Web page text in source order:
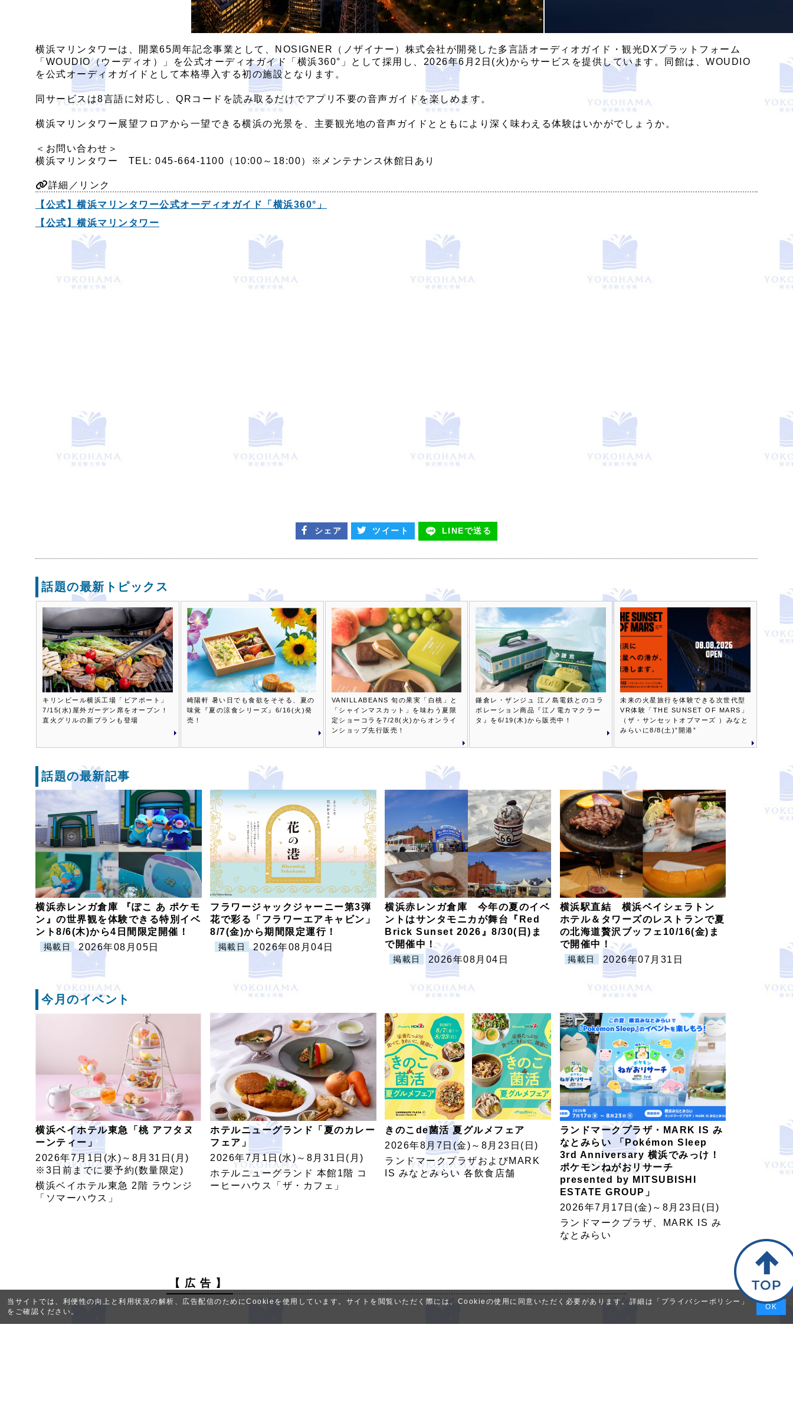
当サイトでは、利便性の向上と利用状況の解析、広告配信のためにCookieを使用しています。サイトを閲覧いただく際には、Cookieの使用に同意いただく必要があります。詳細は「 プライバシーポリシー 」
をご確認ください。
OK
横浜マリンタワーは、開業65周年記念事業として、NOSIGNER（ノザイナー）株式会社が開発した多言語オーディオガイド・観光DXプラットフォーム
「WOUDIO（ウーディオ）」を公式オーディオガイド「横浜360°」として採用し、2026年6月2日(火)からサービスを提供しています。同館は、WOUDIO
を公式オーディオガイドとして本格導入する初の施設となります。
同サービスは8言語に対応し、QRコードを読み取るだけでアプリ不要の音声ガイドを楽しめます。
横浜マリンタワー展望フロアから一望できる横浜の光景を、主要観光地の音声ガイドとともにより深く味わえる体験はいかがでしょうか。
＜お問い合わせ＞
横浜マリンタワー TEL: 045-664-1100（10:00～18:00）※メンテナンス休館日あり
詳細／リンク
【公式】横浜マリンタワー公式オーディオガイド「横浜360°」
【公式】横浜マリンタワー
シェア ツイート LINEで送る
話題の最新トピックス
キリンビール横浜工場「ビアポート」
7/15(水)屋外ガーデン席をオープン！
直火グリルの新プランも登場
崎陽軒 暑い日でも食欲をそそる、夏の
味覚『夏の涼食シリーズ』6/16(火)発
売！
VANILLABEANS 旬の果実「白桃」と
「シャインマスカット」を味わう夏限
定ショーコラを7/28(火)からオンライ
ンショップ先行販売！
鎌倉レ・ザンジュ 江ノ島電鉄とのコラ
ボレーション商品『江ノ電カマクラー
タ』を6/19(木)から販売中！
未来の火星旅行を体験できる次世代型
VR体験「THE SUNSET OF MARS」
（ザ・サンセットオブマーズ ）みなと
みらいに8/8(土)”開港”
話題の最新記事
横浜赤レンガ倉庫 『ぽこ あ ポケモ
ン』の世界観を体験できる特別イベ
ント8/6(木)から4日間限定開催！
掲載日 2026年08月05日
フラワージャックジャーニー第3弾
花で彩る「フラワーエアキャビン」
8/7(金)から期間限定運行！
掲載日 2026年08月04日
横浜赤レンガ倉庫 今年の夏のイベ
ントはサンタモニカが舞台『Red
Brick Sunset 2026』8/30(日)ま
で開催中！
掲載日 2026年08月04日
横浜駅直結 横浜ベイシェラトン
ホテル＆タワーズのレストランで夏
の北海道贅沢ブッフェ10/16(金)ま
で開催中！
掲載日 2026年07月31日
今月のイベント
横浜ベイホテル東急「桃 アフタヌ
ーンティー」
2026年7月1日(水)～8月31日(月)
※3日前までに要予約(数量限定)
横浜ベイホテル東急 2階 ラウンジ
「ソマーハウス」
ホテルニューグランド「夏のカレー
フェア」
2026年7月1日(水)～8月31日(月)
ホテルニューグランド 本館1階 コ
ーヒーハウス「ザ・カフェ」
きのこde菌活 夏グルメフェア
2026年8月7日(金)～8月23日(日)
ランドマークプラザおよびMARK
IS みなとみらい 各飲食店舗
ランドマークプラザ・MARK IS み
なとみらい 「Pokémon Sleep
3rd Anniversary 横浜でみっけ！
ポケモンねがおリサーチ
presented by MITSUBISHI
ESTATE GROUP」
2026年7月17日(金)～8月23日(日)
ランドマークプラザ、MARK IS み
なとみらい
【 広 告 】